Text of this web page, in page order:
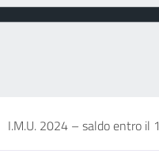
I.M.U. 2024 – saldo entro il